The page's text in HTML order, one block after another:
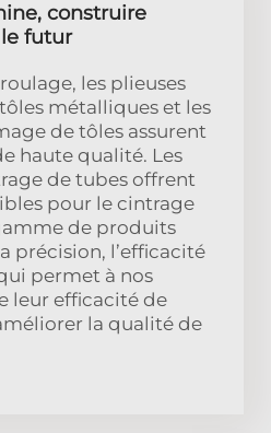
construire
futur
les plieuses
métalliques et les
de tôles assurent
haute qualité. Les
de tubes offrent
pour le cintrage
de produits
précision, l’efficacité
permet à nos
leur efficacité de
la qualité de